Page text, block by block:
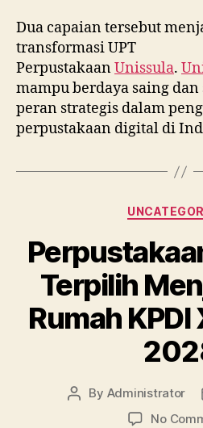
Dua capaian tersebut
transformasi UPT
PerpustakaanUnissula.
mampu berdaya saing
peran strategis dalam
perpustakaan digital di
Terpilih
Rumah KPDI
Post
By Administrator
No